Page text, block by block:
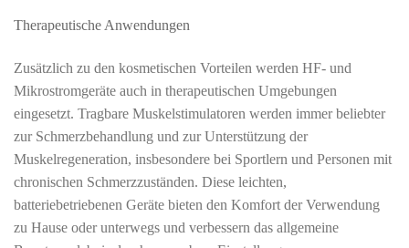
Therapeutische Anwendungen
Zusätzlich zu den kosmetischen Vorteilen werden HF- und
Mikrostromgeräte auch in therapeutischen Umgebungen
eingesetzt. Tragbare Muskelstimulatoren werden immer beliebter
zur Schmerzbehandlung und zur Unterstützung der
Muskelregeneration, insbesondere bei Sportlern und Personen mit
chronischen Schmerzzuständen. Diese leichten,
batteriebetriebenen Geräte bieten den Komfort der Verwendung
zu Hause oder unterwegs und verbessern das allgemeine